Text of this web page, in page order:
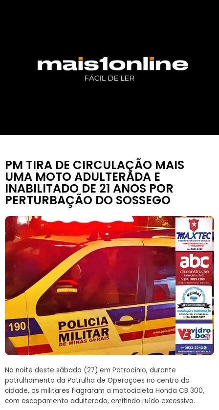
PM TIRA DE CIRCULAÇÃO MAIS
UMA MOTO ADULTERADA E
INABILITADO DE 21 ANOS POR
PERTURBAÇÃO DO SOSSEGO
Na noite deste sábado (27) em Patrocínio, durante
patrulhamento da Patrulha de Operações no centro da
cidade, os militares flagraram a motocicleta Honda CB 300,
com escapamento adulterado, emitindo ruído excessivo.